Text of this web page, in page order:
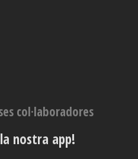
col·laboradores
nostra app!